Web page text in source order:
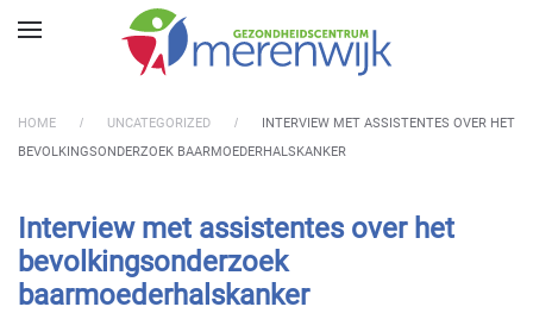
Skip to main content
HOME UNCATEGORIZED
INTERVIEW MET ASSISTENTES OVER HET
BEVOLKINGSONDERZOEK BAARMOEDERHALSKANKER
Interview met assistentes over het
bevolkingsonderzoek
baarmoederhalskanker